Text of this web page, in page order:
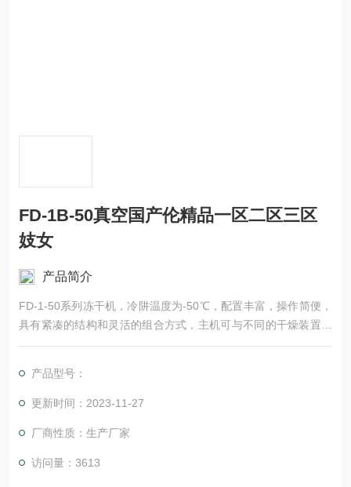
FD-1B-50真空国产伦精品一区二区三区
妓女
产品简介
FD-1-50系列冻干机，冷阱温度为-50℃，配置丰富，操作简便，
具有紧凑的结构和灵活的组合方式，主机可与不同的干燥装置进
行组合，以适应不同产品的冻干，例如：选用不锈钢盘可冻干散
带挂瓶的有机玻璃干燥室组合可冻干在烧瓶内的样品，与T型架
附件组合可冻干安瓿，用于菌种保藏工作。成全影视免费观看 F
产品型号：
更新时间：2023-11-27
厂商性质：生产厂家
访问量：3613